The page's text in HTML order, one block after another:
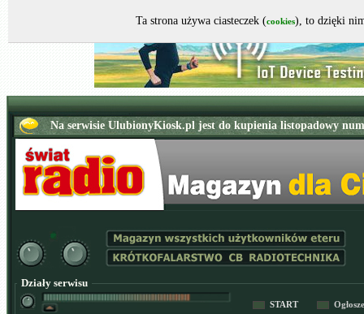
Działy serwisu
START
Ta strona używa ciasteczek (cookies), to dzięki